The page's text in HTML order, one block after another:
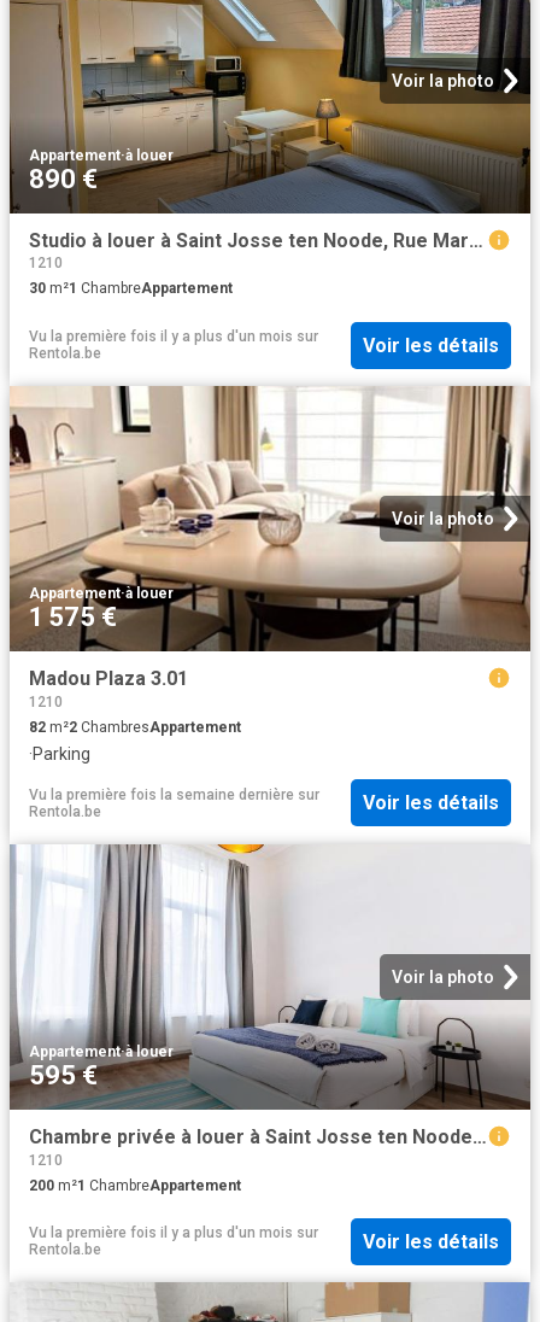
Voir la photo
Appartement·à louer
890 €
Studio à louer à Saint Josse ten Noode, Rue Marie Thérèse
1210
30 m²1 ChambreAppartement
Vu la première fois il y a plus d'un mois sur
Rentola.be
Voir les détails
Voir la photo
Appartement·à louer
1 575 €
Madou Plaza 3.01
1210
82 m²2 ChambresAppartement
·Parking
Vu la première fois la semaine dernière sur
Rentola.be
Voir les détails
Voir la photo
Appartement·à louer
595 €
Chambre privée à louer à Saint Josse ten Noode, Rue de l'Abondance
1210
200 m²1 ChambreAppartement
Vu la première fois il y a plus d'un mois sur
Rentola.be
Voir les détails